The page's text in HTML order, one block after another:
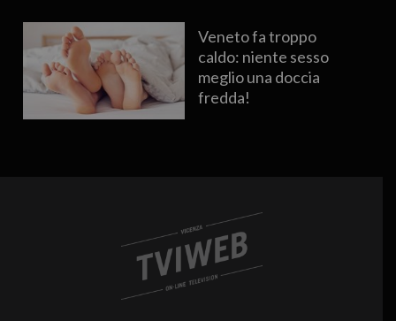
Veneto fa troppo
caldo: niente sesso
meglio una doccia
fredda!